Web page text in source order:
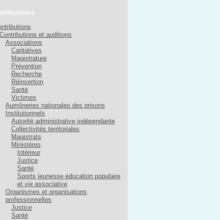
Contributions et auditions
Associations
Caritatives
Magistrature
Prévention
Recherche
Réinsertion
Santé
Victimes
Aumôneries nationales des prisons
Institutionnels
Autorité administrative indépendante
Collectivités territoriales
Magistrats
Ministères
Intérieur
Justice
Santé
Sports jeunesse éducation populaire
et vie associative
Organismes et organisations
professionnelles
Justice
Santé